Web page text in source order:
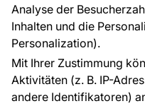
Analyse der
Inhalten und die
Personalization).
Mit Ihrer Zustimmung
Aktivitäten (z. B. IP-
andere Identifikatoren)
FÜR SIE
Blog
EU-Projekte
Ratschläge und Tipps
FAQ